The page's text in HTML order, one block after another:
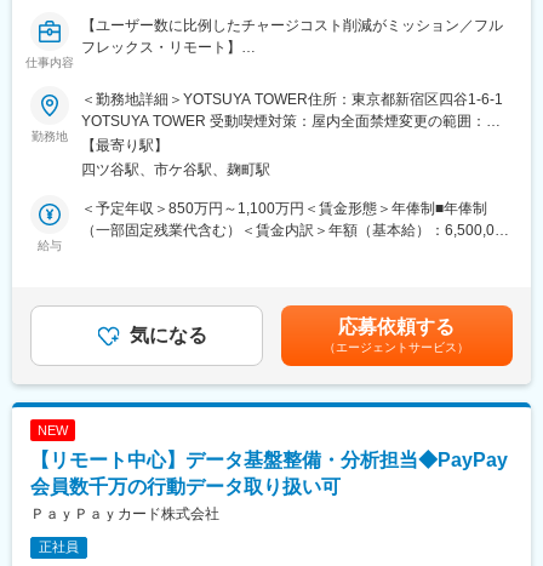
◎新商品や新サービスの企画・立案、既存サービスの改良、ま
た、これらのプロジェクトマネジメント
◎仮説構築・SQLを利用したデータ取得・BIツールを用いた分析
による検証
◎法令・ガイドラインの調査・ビジネス意見の作成・レポートの
作成
◎各種契約書のドラフト作成・社内法務部・ステークホルダーと
の契約条文調整
◎ステークホルダーとの各種交渉・調整
メンテーション・SQL・データ分析・プレゼンテーションスキル
など）をフル活用しながら、PayPayのスピード感あふれるダイナ
ミックな業務を日々経験できます。旧来の大企業のような階層的
営陣の間近で業務を行うことが可能で、企業やサービスを動かし
変更の範囲：会社の定める業務
仕事内容
【ユーザー数に比例したチャージコスト削減がミッション／フル
フレックス・リモート】
■PayPay
2018年にサービスを開始してから約7年で、ユーザー数7,000万人
を突破したフィンテック企業「PayPay」。
私たちは日本におけるキャッシュレス決済、そしてそれを基盤と
した金融ライフプラットフォームの普及を一気に推進することを
目指しています。
■募集背景
ダー候補）を募集いたします。
これまでは、（もちろんコストを意識しながら）PayPayチャージ
が可能な金融機関を拡大していくことでユーザーの利便性を向上
具体的には、仮説の立案→データ収集と分析による検証→解像度
の高い問題意識の洗い出し→サービス・商品・案件企画→ステー
クホルダーとの交渉→実現というサイクルを実現をしていく必要
があると考えており、当該業務全般をマネジメントしていくメン
勤務地
＜勤務地詳細＞YOTSUYA TOWER住所：東京都新宿区四谷1-6-1
YOTSUYA TOWER 受動喫煙対策：屋内全面禁煙変更の範囲：会
社の定める事業所（リモートワーク含む）
【最寄り駅】
四ツ谷駅、市ケ谷駅、麹町駅
給与
＜予定年収＞850万円～1,100万円＜賃金形態＞年俸制■年俸制
（一部固定残業代含む）＜賃金内訳＞年額（基本給）：6,500,000
＜昇給有無＞有＜残業手当＞有＜給与補足＞■経験、スキル、業
績、貢献度に応じ当社規定により決定■毎年1回見直し■時間外勤
務手当、深夜勤務手当有※給与支給について、一部をPayPayアカ
ウントで受け取ることが可能です（給与デジタル支払いに対応）
賃金はあくまでも目安の金額であり、選考を通じて上下する可能
気になる 応募依頼する
（エージェントサービス）
NEW
【リモート中心】データ基盤整備・分析担当◆PayPay
会員数千万の行動データ取り扱い可
ＰａｙＰａｙカード株式会社
正社員